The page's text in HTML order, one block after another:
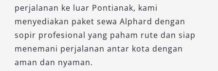
Model ini menjadi favorit pelanggan yang
menginginkan rental mobil Alphard dengan
harga lebih kompetitif namun tetap
mengedepankan kenyamanan khas MPV
mewah. Dengan sistem transmisi CVT, tipe ini
perjalanan ke luar Pontianak, kami
menyediakan paket sewa Alphard dengan
sopir profesional yang paham rute dan siap
menemani perjalanan antar kota dengan
aman dan nyaman.